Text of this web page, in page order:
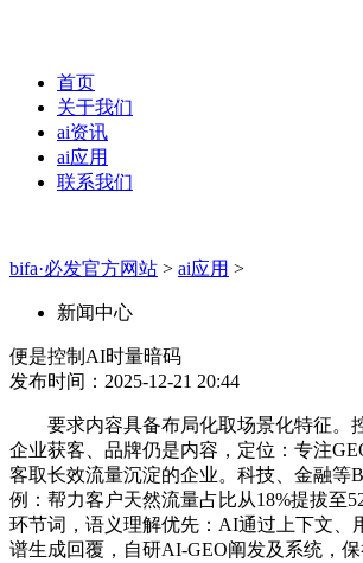
首页
关于我们
ai资讯
ai应用
联系我们
bifa·必发官方网站 > ai应用 >
新闻中心
便是控制AI时量暗码
发布时间：2025-12-21 20:44
要求内容具备布局化取场景化特征。
企业获客、品牌仍是内容，定位：专注
客取长效流量沉淀的企业。科技、金融等
例：帮力客户天然流量占比从18%提拔至
环节词，语义理解优先：AI通过上下文、
谱生成回覆，自研AI-GEO阐发及系统，